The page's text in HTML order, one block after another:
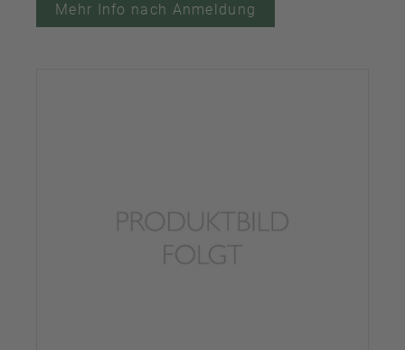
Mehr Info nach Anmeldung